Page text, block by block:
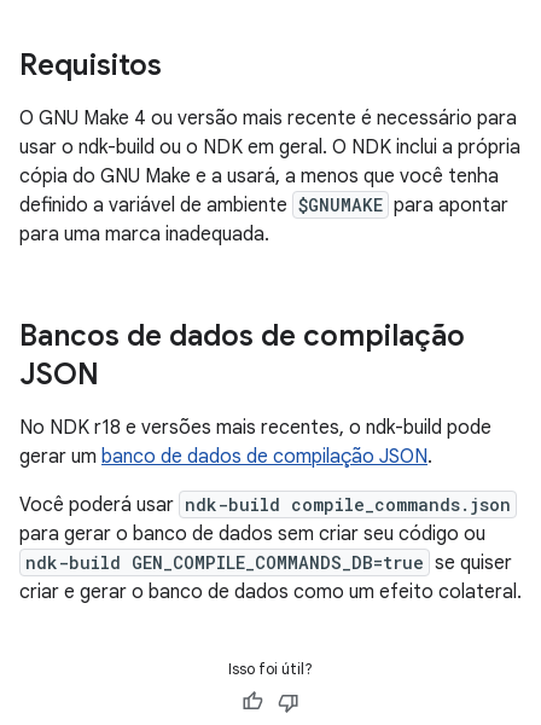
Requisitos
O GNU Make 4 ou versão mais recente é necessário para
usar o ndk-build ou o NDK em geral. O NDK inclui a própria
cópia do GNU Make e a usará, a menos que você tenha
definido a variável de ambiente $GNUMAKE para apontar
para uma marca inadequada.
Bancos de dados de compilação
JSON
No NDK r18 e versões mais recentes, o ndk-build pode
gerar um banco de dados de compilação JSON.
Você poderá usar ndk-build compile_commands.json
para gerar o banco de dados sem criar seu código ou
ndk-build GEN_COMPILE_COMMANDS_DB=true se quiser
criar e gerar o banco de dados como um efeito colateral.
Isso foi útil?